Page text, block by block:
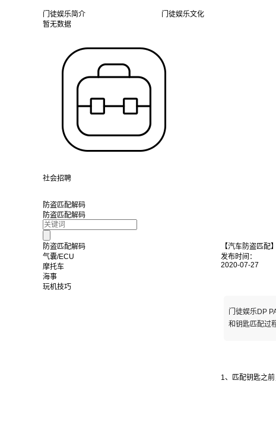
门徒娱乐简介 门徒娱乐文化
暂无数据
社会招聘
防盗匹配解码
防盗匹配解码
防盗匹配解码
气囊/ECU
摩托车
海事
玩机技巧
【汽车防盗匹配
发布时间：
2020-07-27
门徒娱乐DP
和钥匙匹配过
1、匹配钥匙之